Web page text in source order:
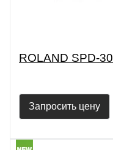
ROLAND SPD-30
Запросить цену